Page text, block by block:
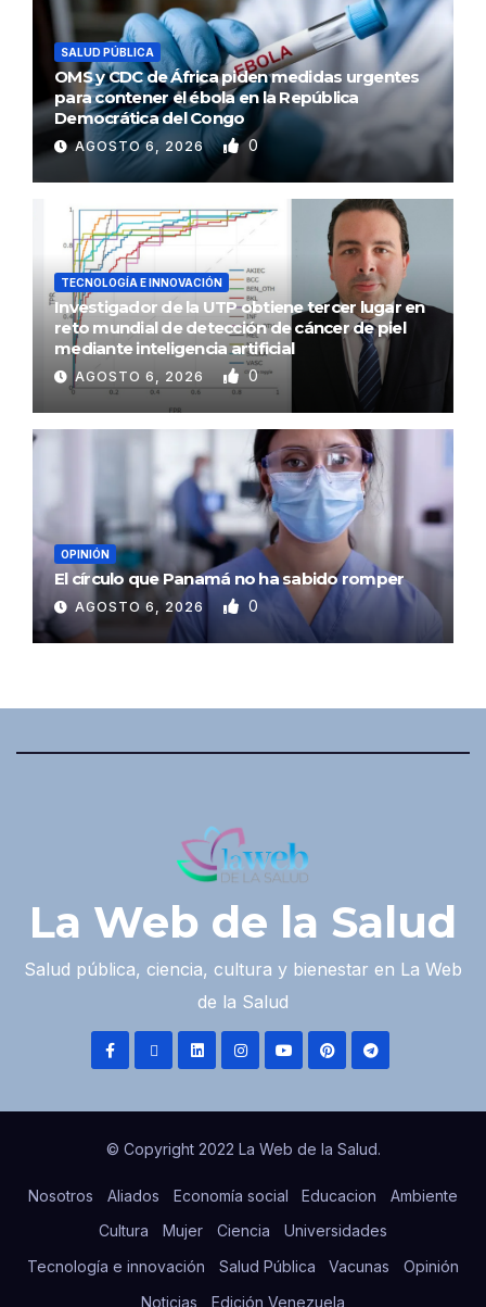
SALUD PÚBLICA
OMS y CDC de África piden medidas urgentes
para contener el ébola en la República
Democrática del Congo
AGOSTO 6, 2026 0
TECNOLOGÍA E INNOVACIÓN
Investigador de la UTP obtiene tercer lugar en
reto mundial de detección de cáncer de piel
mediante inteligencia artificial
AGOSTO 6, 2026 0
OPINIÓN
El círculo que Panamá no ha sabido romper
AGOSTO 6, 2026 0
La Web de la Salud
Salud pública, ciencia, cultura y bienestar en La Web
de la Salud
© Copyright 2022 La Web de la Salud.
Nosotros Aliados Economía social Educacion
Ambiente
Cultura
Mujer Ciencia
Universidades
Tecnología e innovación
Salud Pública Vacunas
Opinión
Noticias
Edición Venezuela